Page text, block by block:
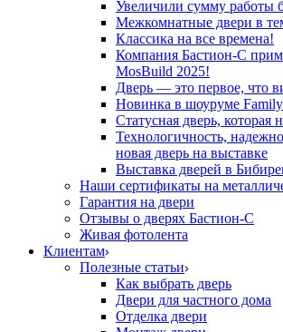
Увеличили сумму работы
Межкомнатные двери в
Классика на все времена!
Компания Бастион-С
MosBuild 2025!
Дверь — это первое, что
Новинка в шоуруме
Статусная дверь, которая
Технологичность,
новая дверь на выставке
Выставка дверей в
Наши сертификаты на
Гарантия на двери
Отзывы о дверях Бастион-С
Живая фотолента
Клиентам
Полезные статьи
Как выбрать дверь
Двери для частного дома
Отделка двери